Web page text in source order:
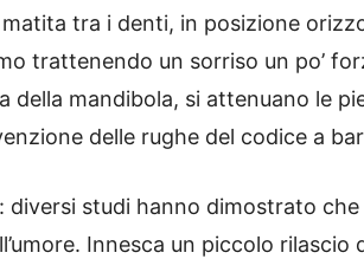
tra i denti, in posizione
trattenendo un sorriso un po’
della mandibola, si attenuano le
delle rughe del codice a
diversi studi hanno dimostrato
Innesca un piccolo